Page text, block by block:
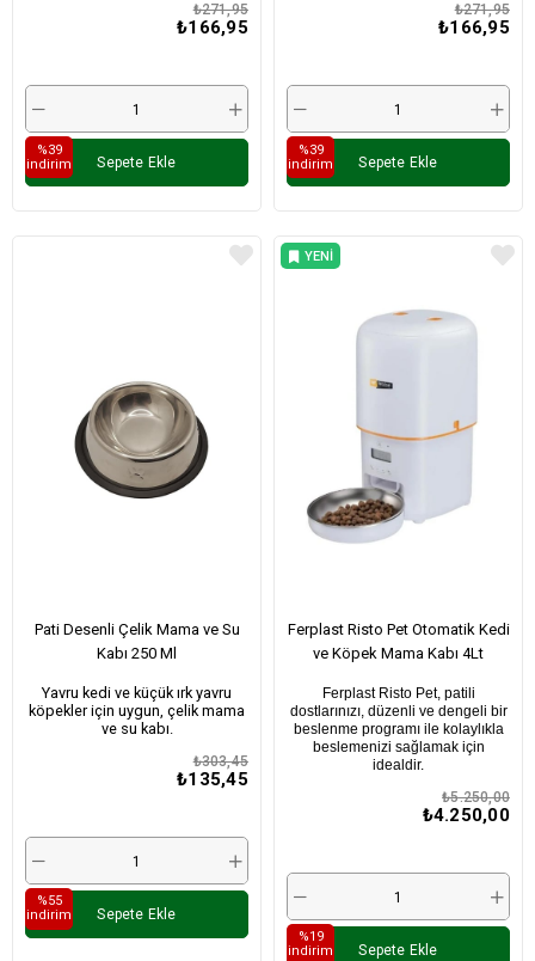
₺166,95
₺271,95
Sepete Ekle
%39
i̇ndirim
₺166,95
₺271,95
Sepete Ekle
%39
i̇ndirim
Pati Desenli Çelik Mama ve Su
Kabı 250 Ml
Yavru kedi ve küçük ırk yavru
köpekler için uygun, çelik mama
ve su kabı.
₺135,45
₺303,45
Sepete Ekle
%55
i̇ndirim
Ferplast Risto Pet Otomatik Kedi
ve Köpek Mama Kabı 4Lt
Ferplast Risto Pet, patili
dostlarınızı, düzenli ve dengeli bir
beslenme programı ile kolaylıkla
beslemenizi sağlamak için
idealdir.
₺4.250,00
₺5.250,00
Sepete Ekle
%19
i̇ndirim
YENI